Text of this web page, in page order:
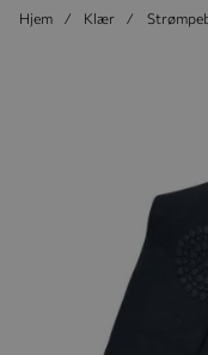
Hjem Klær